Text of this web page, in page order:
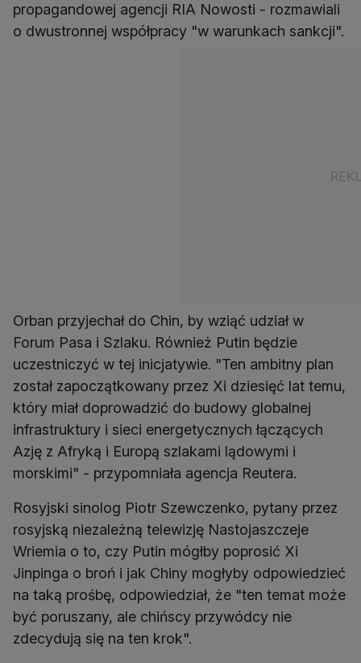
propagandowej agencji RIA Nowosti - rozmawiali
o dwustronnej współpracy "w warunkach sankcji".
Orban przyjechał do Chin, by wziąć udział w
Forum Pasa i Szlaku. Również Putin będzie
uczestniczyć w tej inicjatywie. "Ten ambitny plan
został zapoczątkowany przez Xi dziesięć lat temu,
który miał doprowadzić do budowy globalnej
infrastruktury i sieci energetycznych łączących
Azję z Afryką i Europą szlakami lądowymi i
morskimi" - przypomniała agencja Reutera.
Rosyjski sinolog Piotr Szewczenko, pytany przez
rosyjską niezależną telewizję Nastojaszczeje
Wriemia o to, czy Putin mógłby poprosić Xi
Jinpinga o broń i jak Chiny mogłyby odpowiedzieć
na taką prośbę, odpowiedział, że "ten temat może
być poruszany, ale chińscy przywódcy nie
zdecydują się na ten krok".